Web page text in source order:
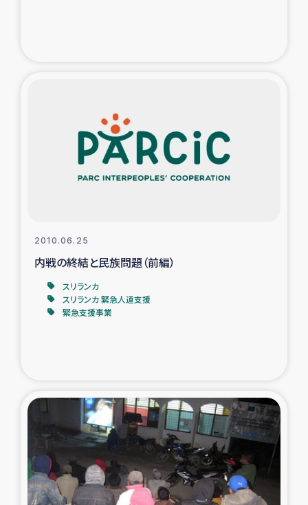
タイ国境ミャンマー移民子ども支援
漁民によるマングローブ植林活動
レバノンでのシリア難民への教育支援事業
レバノンでのシリア難民・レバノン人への農業支援
石巻市街地在宅被災者支援
復興応援隊の活動
仮設住宅生活支援・農業復興支援
2010.06.25
内戦の終結と民族問題（前編）
スリランカ
スリランカ 緊急人道支援
緊急支援事業